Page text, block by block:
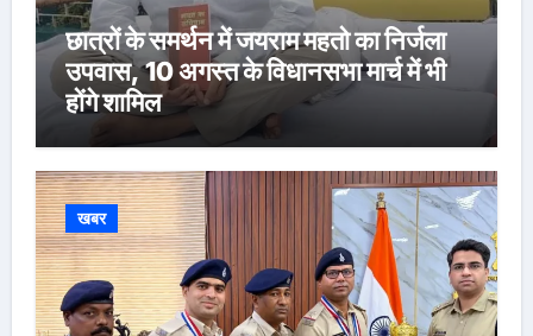
छात्रों के समर्थन में जयराम महतो का निर्जला
उपवास, 10 अगस्त के विधानसभा मार्च में भी
होंगे शामिल
खबर